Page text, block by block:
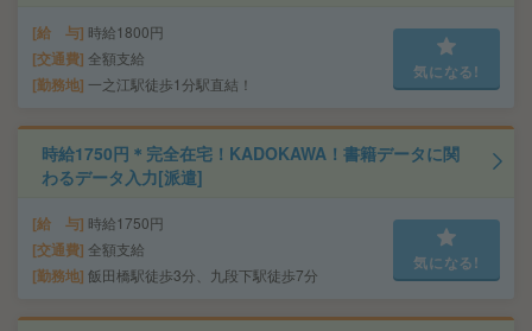
給 与 時給1800円
交通費 全額支給
勤務地 一之江駅徒歩1分駅直結！
気になる!
時給1750円＊完全在宅！KADOKAWA！書籍データに関
わるデータ入力[派遣]
給 与 時給1750円
交通費 全額支給
勤務地 飯田橋駅徒歩3分、九段下駅徒歩7分
気になる!